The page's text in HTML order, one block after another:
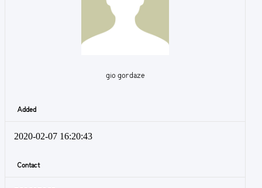
gio gordaze
Added
2020-02-07 16:20:43
Contact